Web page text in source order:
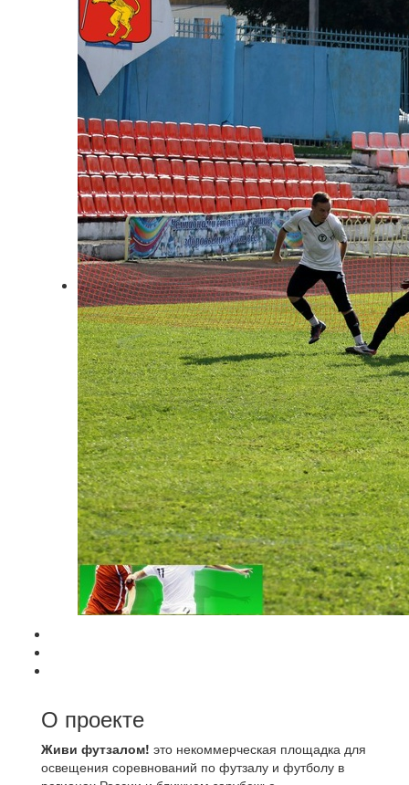
О проекте
Живи футзалом! это некоммерческая площадка для
освещения соревнований по футзалу и футболу в